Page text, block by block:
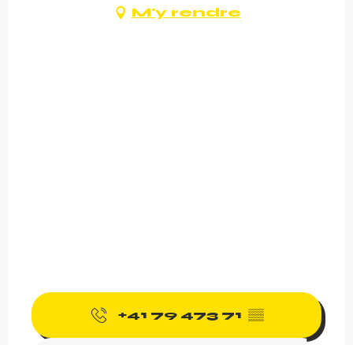
M'y rendre
+41 79 473 71 ▒▒